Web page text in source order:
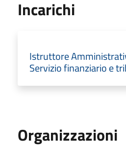
Incarichi
Istruttore
Servizio finanziario e
Organizzazioni